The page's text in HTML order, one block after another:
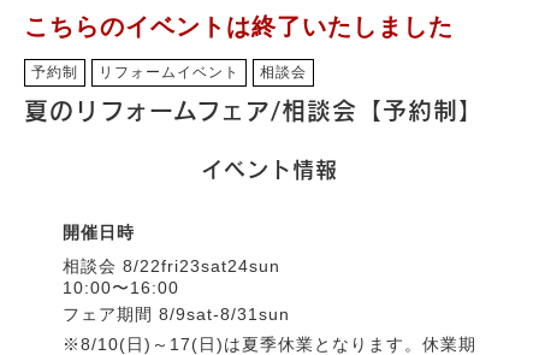
こちらのイベントは終了いたしました
予約制 リフォームイベント 相談会
夏のリフォームフェア/相談会【予約制】
イベント情報
開催日時
相談会 8/22fri23sat24sun
10:00〜16:00
フェア期間 8/9sat-8/31sun
※8/10(日)～17(日)は夏季休業となります。休業期